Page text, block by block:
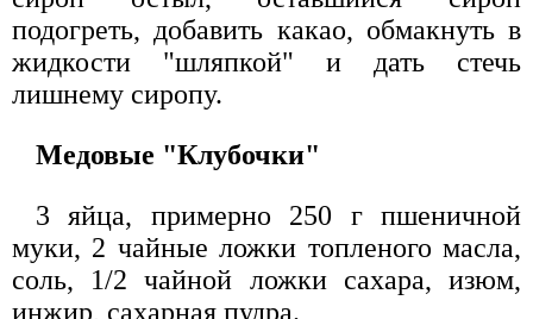
подогреть, добавить какао, обмакнуть в
жидкости "шляпкой" и дать стечь
лишнему сиропу.
Медовые "Клубочки"
3 яйца, примерно 250 г пшеничной
муки, 2 чайные ложки топленого масла,
соль, 1/2 чайной ложки сахара, изюм,
инжир, сахарная пудра.